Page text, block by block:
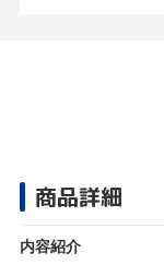
商品詳細
内容紹介